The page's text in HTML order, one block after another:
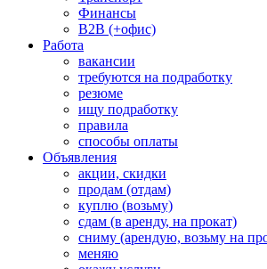
Финансы
B2B (+офис)
Работа
вакансии
требуются на подработку
резюме
ищу подработку
правила
способы оплаты
Объявления
акции, скидки
продам (отдам)
куплю (возьму)
сдам (в аренду, на прокат)
сниму (арендую, возьму на
меняю